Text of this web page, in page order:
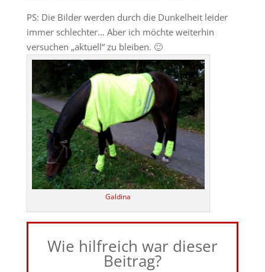
PS: Die Bilder werden durch die Dunkelheit leider
immer schlechter… Aber ich möchte weiterhin
versuchen „aktuell“ zu bleiben. 🙂
Galdina
Wie hilfreich war dieser
Beitrag?